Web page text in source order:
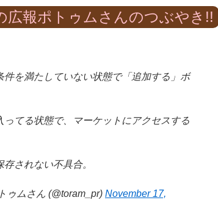
広報ポトゥムさんのつぶやき!!
件を満たしていない状態で「追加する」ボ
ってる状態で、マーケットにアクセスする
されない不具合。
ゥムさん (@toram_pr) November 17,